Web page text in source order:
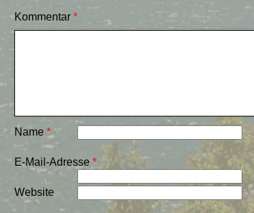
Kommentar*
Name*
E-Mail-Adresse*
Website